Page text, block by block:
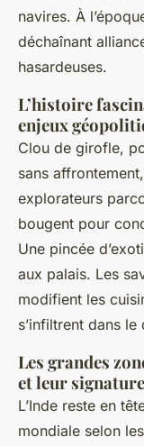
navires. À
déchaînant
hasardeuses.
L’histoire
enjeux
Clou de girofle,
sans
explorateurs
bougent pour
Une pincée
aux palais. Les
modifient les
s’infiltrent dans le
Les grandes
et leur
L’Inde reste en
mondiale selon